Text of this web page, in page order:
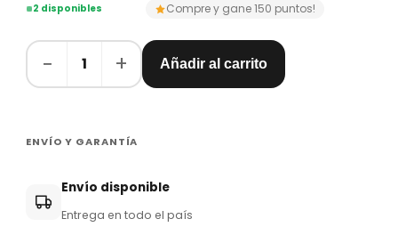
2 disponibles Compre y gane 150 puntos!
− 1 + Añadir al carrito
ENVÍO Y GARANTÍA
Envío disponible
Entrega en todo el país